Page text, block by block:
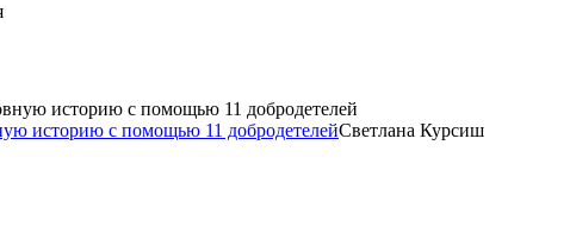
историю с помощью 11 добродетелейСветлана Курсиш